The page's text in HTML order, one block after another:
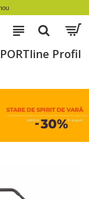
ProfiI